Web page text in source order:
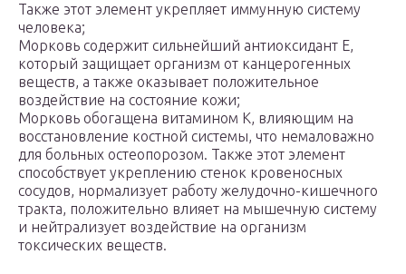
Также этот элемент укрепляет иммунную систему
человека;
Морковь содержит сильнейший антиоксидант E,
который защищает организм от канцерогенных
веществ, а также оказывает положительное
воздействие на состояние кожи;
Морковь обогащена витамином K, влияющим на
восстановление костной системы, что немаловажно
для больных остеопорозом. Также этот элемент
способствует укреплению стенок кровеносных
сосудов, нормализует работу желудочно-кишечного
тракта, положительно влияет на мышечную систему
и нейтрализует воздействие на организм
токсических веществ.